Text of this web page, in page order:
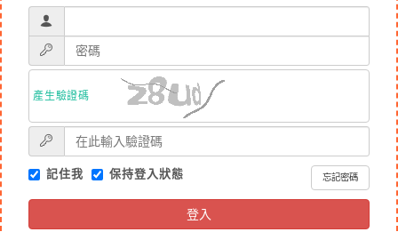
產生驗證碼
記住我 保持登入狀態 忘記密碼
登入